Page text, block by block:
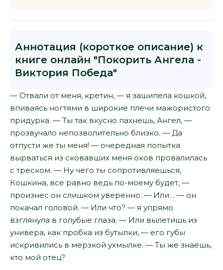
Аннотация (короткое описание) к
книге онлайн "Покорить Ангела -
Виктория Победа"
— Отвали от меня, кретин, — я зашипела кошкой,
впиваясь ногтями в широкие плечи мажористого
придурка. — Ты так вкусно пахнешь, Ангел, —
прозвучало непозволительно близко. — Да
отпусти же ты меня! — очередная попытка
вырваться из сковавших меня оков провалилась
с треском. — Ну чего ты сопротивляешься,
Кошкина, все равно ведь по-моему будет, —
произнес он слишком уверенно. — Или… — он
покачал головой. — Или что? — я упрямо
взглянула в голубые глаза. — Или вылетишь из
универа, как пробка из бутылки, — его губы
искривились в мерзкой ухмылке. — Ты же знаешь,
кто мой отец?